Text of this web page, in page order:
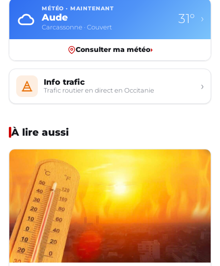
MÉTÉO · MAINTENANT
Aude
Carcassonne · Couvert
31° ›
Consulter ma météo›
Info trafic
Trafic routier en direct en Occitanie ›
À lire aussi